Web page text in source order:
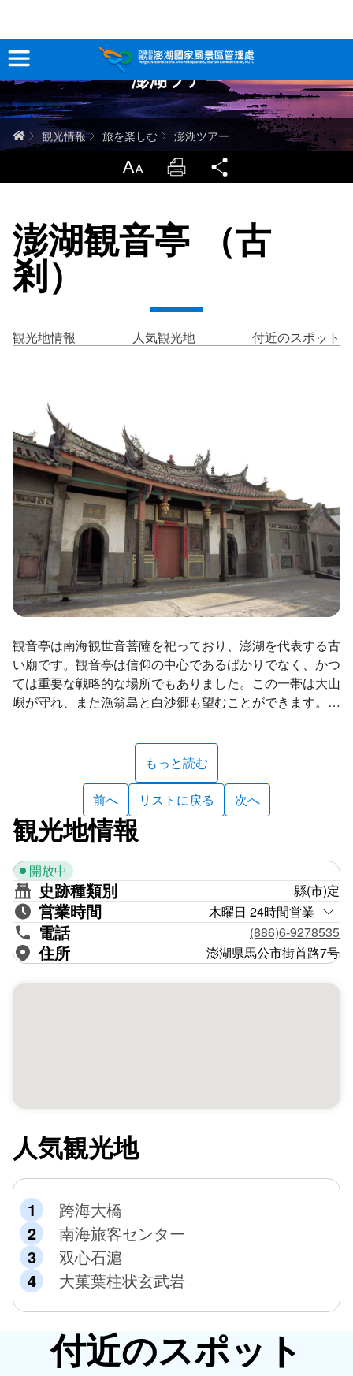
跳
到
主
要
內
容
観光情報
澎湖を深く知る
当サイトについて
サイトマップ
English Tiếng Việt
澎湖ツアー
ホーム
観光情報 旅を楽しむ 澎湖ツアー
LargrType Print
澎湖観音亭 （古
剎）
観光地情報 人気観光地 付近のスポット
観音亭は南海観世音菩薩を祀っており、澎湖を代表する古
い廟です。観音亭は信仰の中心であるばかりでなく、かつ
ては重要な戦略的な場所でもありました。この一帯は大山
嶼が守れ、また漁翁島と白沙郷も望むことができます。
隊が駐屯した記録があり、後の鄭氏明朝、清朝時代にも軍
事的な配置が見られました。
300年あまりの歴史を誇る観音亭は、幾度も改修を経てき
ました。最初に建立されたのは1696年で、古鐘亭の古鐘
もこの時に設置されました。1885年の清仏戦争の時に一
度破損し、廟内の文物と二体の観音像、十八羅漢像等すべ
てが略奪されました。その後、1891年に澎湖水師鎮総
兵・呉宏洛が銀両を寄付して再建しました。1923年、日
鎮署の衙前にあったもち米の材質で造られた獅子もここに
移され、1959年の改築の時、左側の望潮亭が増築された
ことで、台湾海峡の潮の起伏とともに、台湾八景の一つで
ある「西嶼夕霞」と呼ばれる美しい夕陽も見ることができ
るようになりました。
今日の観音亭レクリエーションエリアは、水と親しむレク
園地などのスポーツレジャー施設があり、住民や行楽客に
人気のレジャースポットになっています。
もっと読む
前へ リストに戻る 次へ
観光地情報
開放中
史跡種類別 縣(市)定
営業時間 木曜日 24時間営業
電話 (886)6-9278535
住所 澎湖県馬公市街首路7号
人気観光地
跨海大橋
南海旅客センター
双心石滬
大菓葉柱状玄武岩
付近のスポット